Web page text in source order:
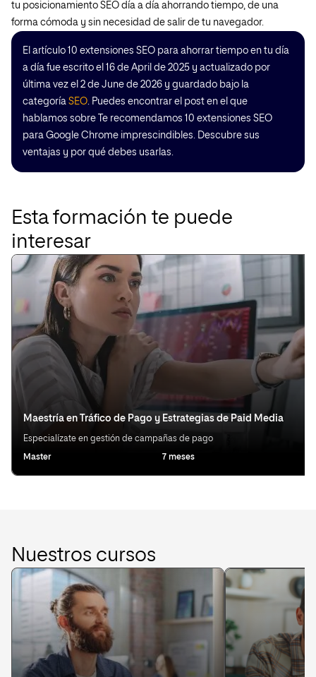
tu posicionamiento SEO día a día ahorrando tiempo, de una
forma cómoda y sin necesidad de salir de tu navegador.
El artículo 10 extensiones SEO para ahorrar tiempo en tu día
a día fue escrito el 16 de April de 2025 y actualizado por
última vez el 2 de June de 2026 y guardado bajo la
categoría SEO. Puedes encontrar el post en el que
hablamos sobre Te recomendamos 10 extensiones SEO
para Google Chrome imprescindibles. Descubre sus
ventajas y por qué debes usarlas.
Esta formación te puede
interesar
Maestría en Tráfico de Pago y Estrategias de Paid Media
Especialízate en gestión de campañas de pago
Master 7 meses
Nuestros cursos